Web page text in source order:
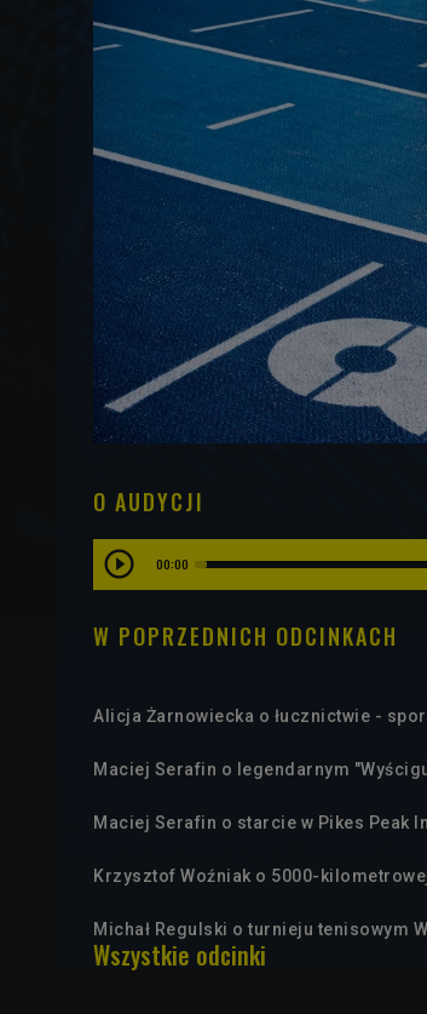
O AUDYCJI
00:00
W POPRZEDNICH ODCINKACH
Alicja Żarnowiecka o łucznictwie -
Maciej Serafin o legendarnym
Maciej Serafin o starcie w Pikes Peak
Krzysztof Woźniak o 5000-
Michał Regulski o turnieju tenisowym
Wszystkie odcinki